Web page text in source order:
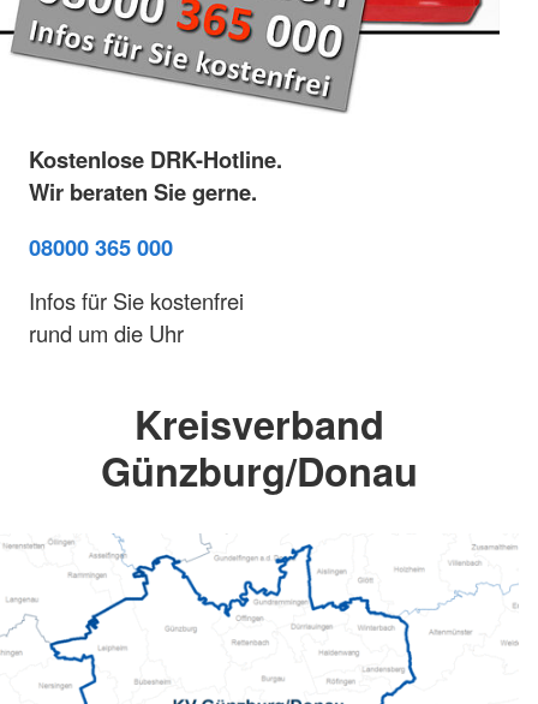
Kostenlose DRK-Hotline.
Wir beraten Sie gerne.
08000 365 000
Infos für Sie kostenfrei
rund um die Uhr
Kreisverband
Günzburg/Donau